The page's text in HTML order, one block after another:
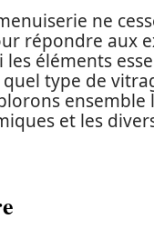
ne
répondre aux
éléments
type de
et les